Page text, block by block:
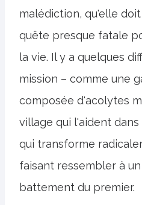
malédiction, qu'elle
quête presque fatale
la vie. Il y a quelques
mission – comme une
composée d'acolytes
village qui l'aident
qui transforme
faisant ressembler à
battement du premier.